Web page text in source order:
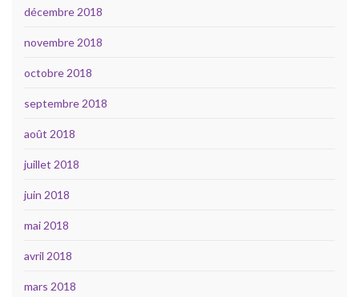
décembre 2018
novembre 2018
octobre 2018
septembre 2018
août 2018
juillet 2018
juin 2018
mai 2018
avril 2018
mars 2018